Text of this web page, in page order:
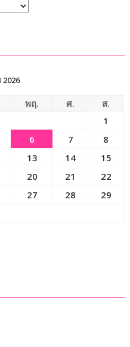
2026
พฤ. ศ.
ส.
1
6 7
8
13 14
15
20 21
22
27 28
29